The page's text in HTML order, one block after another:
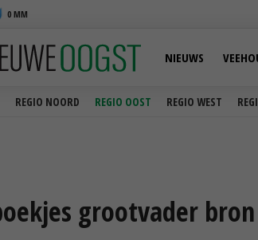
0 MM
REGIO NOORD REGIO OOST REGIO WEST
NIEUWS
grootvader